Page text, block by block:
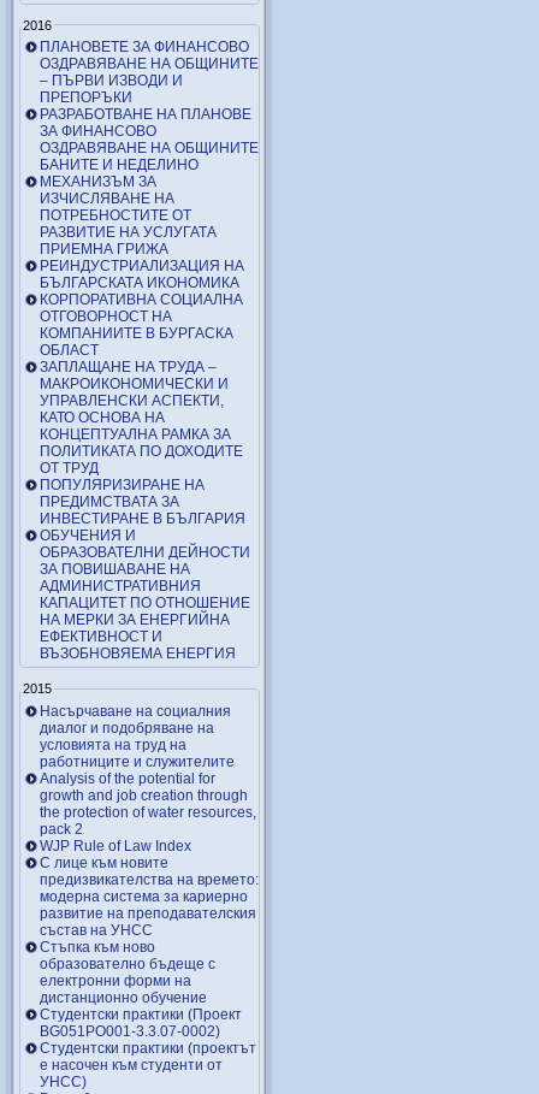
2016
ПЛАНОВЕТЕ ЗА ФИНАНСОВО
ОЗДРАВЯВАНЕ НА ОБЩИНИТЕ
– ПЪРВИ ИЗВОДИ И
ПРЕПОРЪКИ
РАЗРАБОТВАНЕ НА ПЛАНОВЕ
ЗА ФИНАНСОВО
ОЗДРАВЯВАНЕ НА ОБЩИНИТЕ
БАНИТЕ И НЕДЕЛИНО
МЕХАНИЗЪМ ЗА
ИЗЧИСЛЯВАНЕ НА
ПОТРЕБНОСТИТЕ ОТ
РАЗВИТИЕ НА УСЛУГАТА
ПРИЕМНА ГРИЖА
РЕИНДУСТРИАЛИЗАЦИЯ НА
БЪЛГАРСКАТА ИКОНОМИКА
КОРПОРАТИВНА СОЦИАЛНА
ОТГОВОРНОСТ НА
КОМПАНИИТЕ В БУРГАСКА
ОБЛАСТ
ЗАПЛАЩАНЕ НА ТРУДА –
МАКРОИКОНОМИЧЕСКИ И
УПРАВЛЕНСКИ АСПЕКТИ,
КАТО ОСНОВА НА
КОНЦЕПТУАЛНА РАМКА ЗА
ПОЛИТИКАТА ПО ДОХОДИТЕ
ОТ ТРУД
ПОПУЛЯРИЗИРАНЕ НА
ПРЕДИМСТВАТА ЗА
ИНВЕСТИРАНЕ В БЪЛГАРИЯ
ОБУЧЕНИЯ И
ОБРАЗОВАТЕЛНИ ДЕЙНОСТИ
ЗА ПОВИШАВАНЕ НА
АДМИНИСТРАТИВНИЯ
КАПАЦИТЕТ ПО ОТНОШЕНИЕ
НА МЕРКИ ЗА ЕНЕРГИЙНА
ЕФЕКТИВНОСТ И
ВЪЗОБНОВЯЕМА ЕНЕРГИЯ
2015
Насърчаване на социалния
диалог и подобряване на
условията на труд на
работниците и служителите
Analysis of the potential for
growth and job creation through
the protection of water resources,
pack 2
WJP Rule of Law Index
С лице към новите
предизвикателства на времето:
модерна система за кариерно
развитие на преподавателския
състав на УНСС
Стъпка към ново
образователно бъдеще с
електронни форми на
дистанционно обучение
Студентски практики (Проект
BG051PO001-3.3.07-0002)
Студентски практики (проектът
е насочен към студенти от
УНСС)